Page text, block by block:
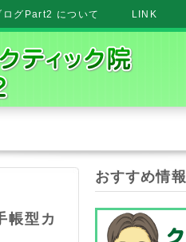
グPart2 について LINK
型カ
おすすめ情報